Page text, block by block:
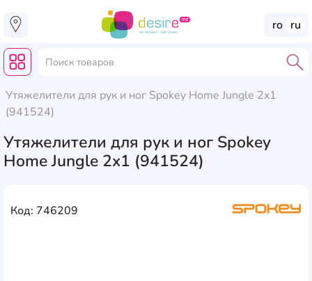
ro ru
Утяжелители для рук и ног Spokey Home Jungle 2x1
(941524)
Утяжелители для рук и ног Spokey
Home Jungle 2x1 (941524)
Код: 746209